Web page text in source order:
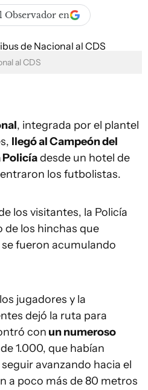
Observador en
al CDS
, integrada por el plantel
llegó al Campeón del
Policíadesde un hotel de
los futbolistas.
los visitantes, la Policía
de los hinchas que
fueron acumulando
jugadores y la
dejó la ruta para
con un numeroso
1.000, que habían
avanzando hacia el
a poco más de 80 metros